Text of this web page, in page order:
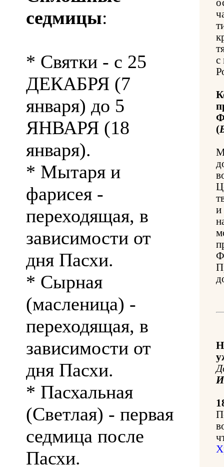
седмицы:
* Святки - с 25
ДЕКАБРЯ (7
января) до 5
ЯНВАРЯ (18
января).
* Мытаря и
фарисея -
переходящая, в
зависимости от
дня Пасхи.
* Сырная
(масленица) -
переходящая, в
зависимости от
дня Пасхи.
* Пасхальная
(Светлая) - первая
седмица после
Пасхи.
с
(
и